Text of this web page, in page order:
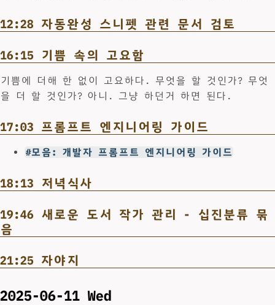
12:28 자동완성 스니펫 관련 문서 검토
16:15 기쁨 속의 고요함
기쁨에 더해 한 없이 고요하다. 무엇을 할 것인가? 무엇
을 더 할 것인가? 아니. 그냥 하던거 하면 된다.
17:03 프롬프트 엔지니어링 가이드
#모음: 개발자 프롬프트 엔지니어링 가이드
18:13 저녁식사
19:46 새로운 도서 작가 관리 - 십진분류 묶
음
21:25 자야지
2025-06-11 Wed